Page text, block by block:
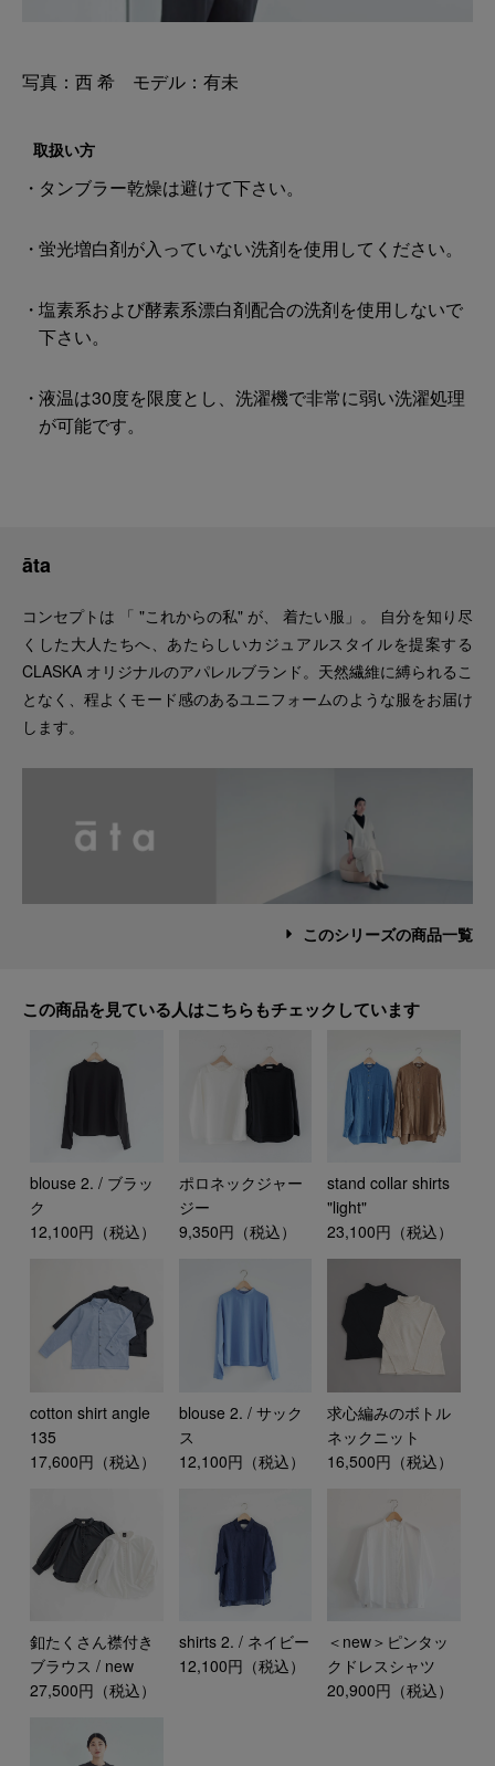
写真：西 希 モデル：有未
取扱い方
タンブラー乾燥は避けて下さい。
蛍光増白剤が入っていない洗剤を使用してください。
塩素系および酵素系漂白剤配合の洗剤を使用しないで
下さい。
液温は30度を限度とし、洗濯機で非常に弱い洗濯処理
が可能です。
āta
コンセプトは 「 "これからの私" が、 着たい服」。 自分を知り尽
くした大人たちへ、あたらしいカジュアルスタイルを提案する
CLASKA オリジナルのアパレルブランド。天然繊維に縛られるこ
となく、程よくモード感のあるユニフォームのような服をお届け
します。
このシリーズの商品一覧
この商品を見ている人はこちらもチェックしています
blouse 2. / ブラッ
ク
12,100円（税込）
ポロネックジャー
ジー
9,350円（税込）
stand collar shirts
"light"
23,100円（税込）
cotton shirt angle
135
17,600円（税込）
blouse 2. / サック
ス
12,100円（税込）
求心編みのボトル
ネックニット
16,500円（税込）
釦たくさん襟付き
ブラウス / new
27,500円（税込）
shirts 2. / ネイビー
12,100円（税込）
＜new＞ピンタッ
クドレスシャツ
20,900円（税込）